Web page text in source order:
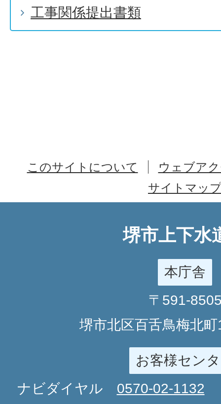
工事関係提出書類
このサイトについて
ウェブア
サイトマッ
堺市上下水
本庁舎
〒591-
堺市北区百舌鳥梅北
お客様セン
ナビダイヤル 0570-02-1132